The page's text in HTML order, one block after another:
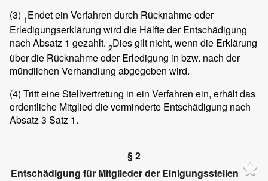
(3) 1Endet ein Verfahren durch Rücknahme oder
Erledigungserklärung wird die Hälfte der Entschädigung
nach Absatz 1 gezahlt. 2Dies gilt nicht, wenn die Erklärung
über die Rücknahme oder Erledigung in bzw. nach der
mündlichen Verhandlung abgegeben wird.
(4) Tritt eine Stellvertretung in ein Verfahren ein, erhält das
ordentliche Mitglied die verminderte Entschädigung nach
Absatz 3 Satz 1.
§ 2
Entschädigung für Mitglieder der Einigungsstellen